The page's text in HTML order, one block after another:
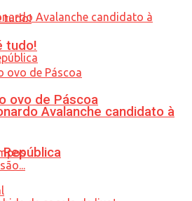
Avalanche candidato à
tudo!
ovo de Páscoa